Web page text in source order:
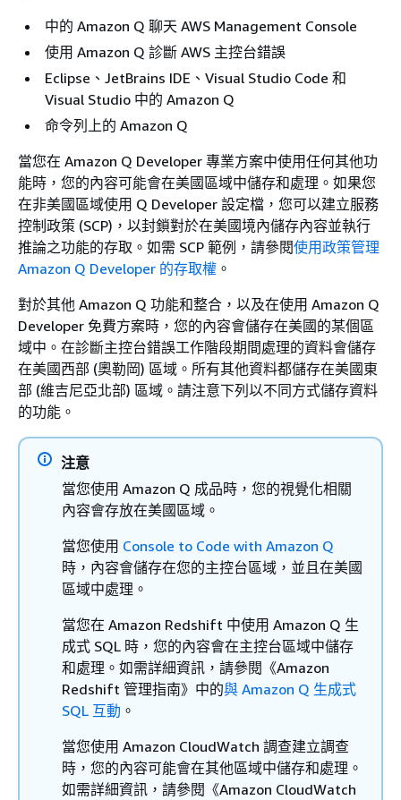
中的 Amazon Q 聊天 AWS Management Console
使用 Amazon Q 診斷 AWS 主控台錯誤
Eclipse、JetBrains IDE、Visual Studio Code 和
Visual Studio 中的 Amazon Q
命令列上的 Amazon Q
當您在 Amazon Q Developer 專業方案中使用任何其他功
能時，您的內容可能會在美國區域中儲存和處理。如果您
在非美國區域使用 Q Developer 設定檔，您可以建立服務
控制政策 (SCP)，以封鎖對於在美國境內儲存內容並執行
推論之功能的存取。如需 SCP 範例，請參閱使用政策管理
Amazon Q Developer 的存取權 。
對於其他 Amazon Q 功能和整合，以及在使用 Amazon Q
Developer 免費方案時，您的內容會儲存在美國的某個區
域中。在診斷主控台錯誤工作階段期間處理的資料會儲存
在美國西部 (奧勒岡) 區域。所有其他資料都儲存在美國東
部 (維吉尼亞北部) 區域。請注意下列以不同方式儲存資料
的功能。
注意
當您使用 Amazon Q 成品時，您的視覺化相關
內容會存放在美國區域。
當您使用 Console to Code with Amazon Q
時，內容會儲存在您的主控台區域，並且在美國
區域中處理。
當您在 Amazon Redshift 中使用 Amazon Q 生
成式 SQL 時，您的內容會在主控台區域中儲存
和處理。如需詳細資訊，請參閱《Amazon
Redshift 管理指南》 中的與 Amazon Q 生成式
SQL 互動 。
當您使用 Amazon CloudWatch 調查建立調查
時，您的內容可能會在其他區域中儲存和處理。
如需詳細資訊，請參閱《Amazon CloudWatch